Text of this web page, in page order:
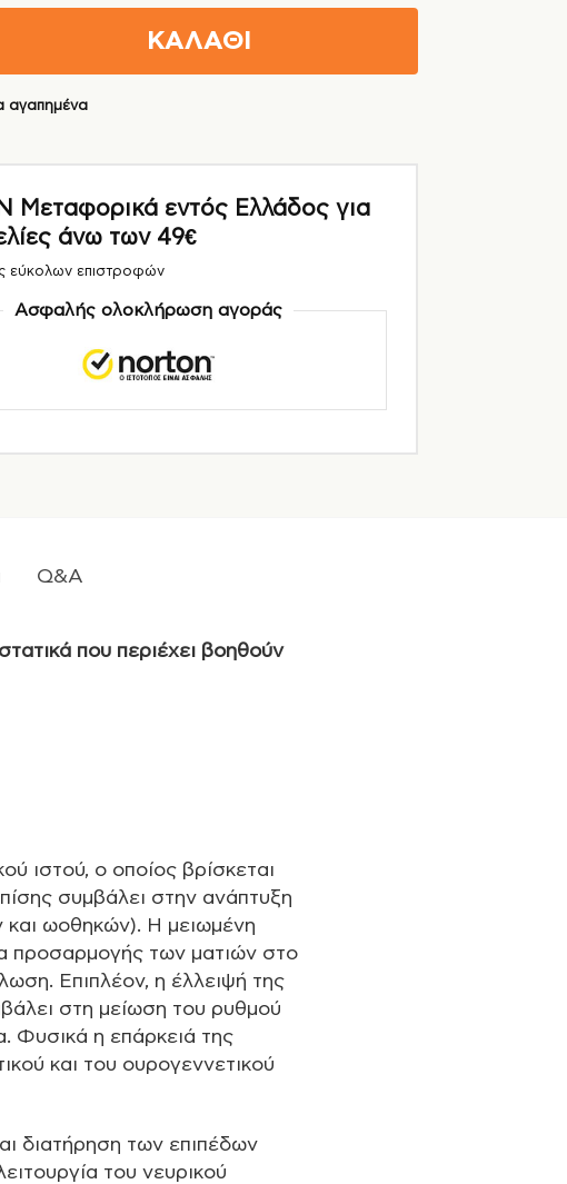
ΚΑΛΑΘΙ
αγαπημένα
εντός Ελλάδος για
άνω των 49€
εύκολων επιστροφών
Ασφαλής ολοκλήρωση αγοράς
Q&A
που περιέχει βοηθούν
ιστού, ο οποίος βρίσκεται
συμβάλει στην ανάπτυξη
και ωοθηκών). Η μειωμένη
προσαρμογής των ματιών στο
Επιπλέον, η έλλειψή της
στη μείωση του ρυθμού
Φυσικά η επάρκειά της
και του ουρογεννετικού
διατήρηση των επιπέδων
του νευρικού